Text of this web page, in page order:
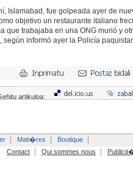
Islamabad, fue golpeada ayer de
objetivo un restaurante italiano
que trabajaba en una ONG murió y
según informó ayer la Policía
artikuloa:
Mati�res
Boutique
Contact Qui sommes nous